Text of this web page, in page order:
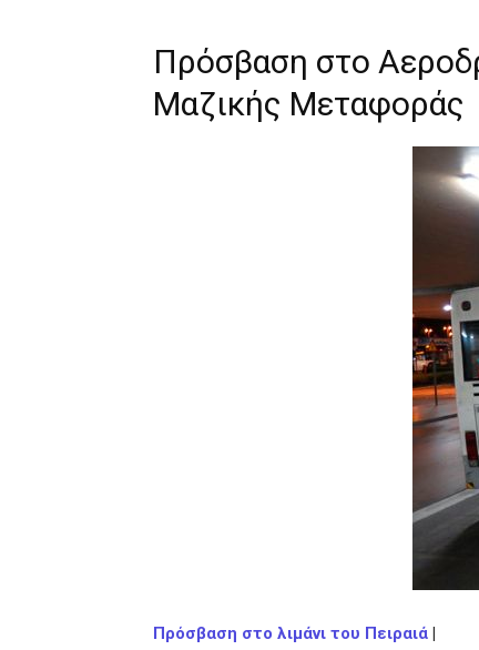
Πρόσβαση στο
Μαζικής Μεταφοράς
Πρόσβαση στο λιμάνι του Πειραιά |